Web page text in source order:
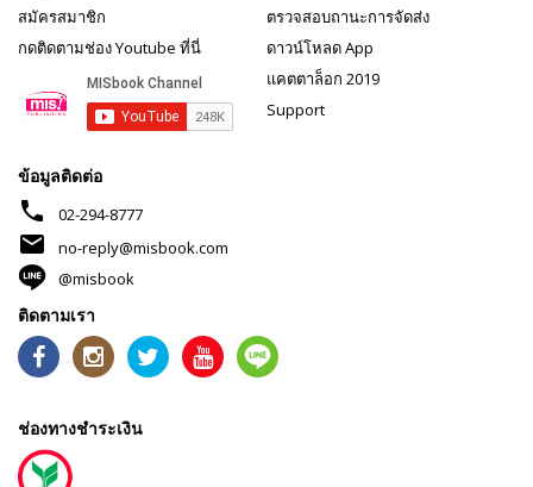
สมัครสมาชิก
กดติดตามช่อง Youtube ที่นี่
ตรวจสอบถานะการจัดส่ง
ดาวน์โหลด App
แคตตาล็อก 2019
Support
ข้อมูลติดต่อ
phone 02-294-8777
mail
no-reply@misbook.com
@misbook
ติดตามเรา
ช่องทางชำระเงิน